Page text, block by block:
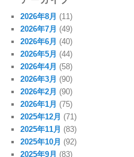
2026年8月 (11)
2026年7月 (49)
2026年6月 (40)
2026年5月 (44)
2026年4月 (58)
2026年3月 (90)
2026年2月 (90)
2026年1月 (75)
2025年12月 (71)
2025年11月 (83)
2025年10月 (92)
2025年9月 (83)